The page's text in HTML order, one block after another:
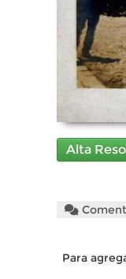
Alta
Para